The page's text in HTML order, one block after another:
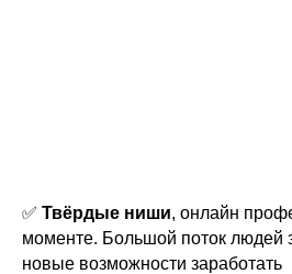
✅ Твёрдые ниши, онлайн
моменте. Большой поток людей
новые возможности заработать